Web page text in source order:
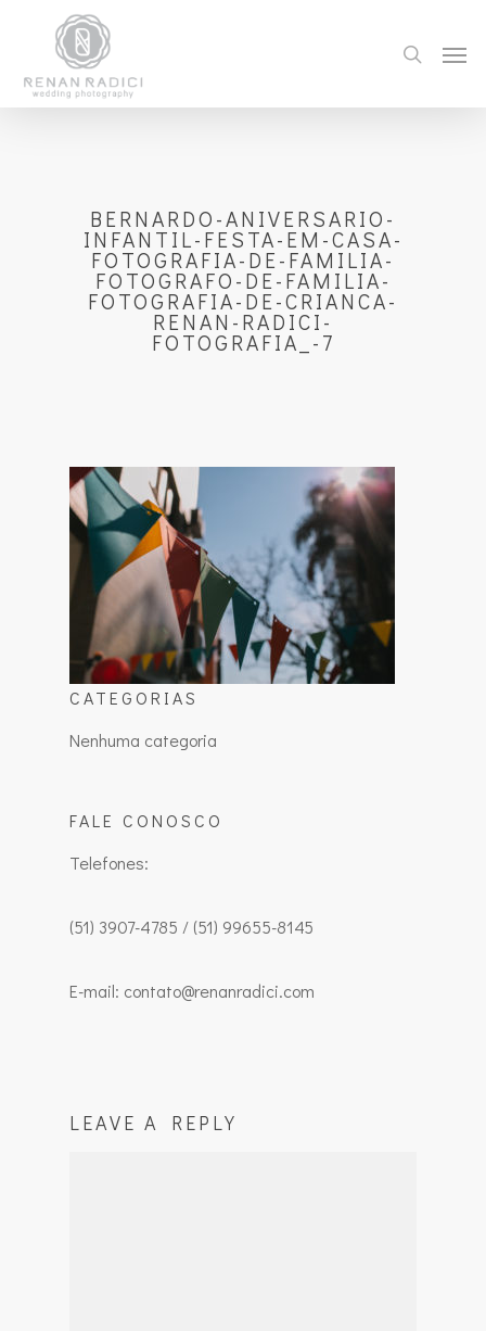
BERNARDO-ANIVERSARIO-
INFANTIL-FESTA-EM-CASA-
FOTOGRAFIA-DE-FAMILIA-
FOTOGRAFO-DE-FAMILIA-
FOTOGRAFIA-DE-CRIANCA-
RENAN-RADICI-
FOTOGRAFIA_-7
CATEGORIAS
Nenhuma categoria
FALE CONOSCO
Telefones:
(51) 3907-4785 / (51) 99655-8145
E-mail: contato@renanradici.com
LEAVE A REPLY